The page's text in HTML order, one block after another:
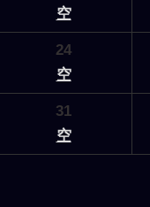
空
24
空
31
空